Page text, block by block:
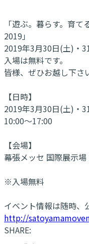
「遊ぶ。暮らす。育て
2019」
2019年3月30日(土)・
入場は無料です。
皆様、ぜひお越し下さ
【日時】
2019年3月30日(土)・
10:00～17:00
【会場】
幕張メッセ 国際展示
※入場無料
イベント情報は随時、
http://
SHARE: